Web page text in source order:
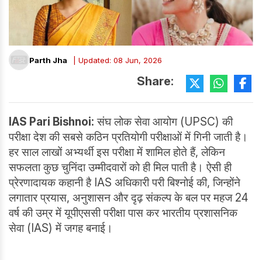
Parth Jha | Updated: 08 Jun, 2026
Share:
IAS Pari Bishnoi: संघ लोक सेवा आयोग (UPSC) की
परीक्षा देश की सबसे कठिन प्रतियोगी परीक्षाओं में गिनी जाती है।
हर साल लाखों अभ्यर्थी इस परीक्षा में शामिल होते हैं, लेकिन
सफलता कुछ चुनिंदा उम्मीदवारों को ही मिल पाती है। ऐसी ही
प्रेरणादायक कहानी है IAS अधिकारी परी बिश्नोई की, जिन्होंने
लगातार प्रयास, अनुशासन और दृढ़ संकल्प के बल पर महज 24
वर्ष की उम्र में यूपीएससी परीक्षा पास कर भारतीय प्रशासनिक
सेवा (IAS) में जगह बनाई।